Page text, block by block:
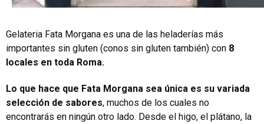
Gelateria Fata Morgana es una de las heladerías más
importantes sin gluten (conos sin gluten también) con 8
locales en toda Roma.
Lo que hace que Fata Morgana sea única es su variada
selección de sabores, muchos de los cuales no
encontrarás en ningún otro lado. Desde el higo, el plátano, la